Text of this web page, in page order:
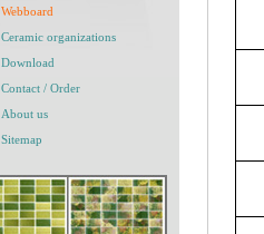
Webboard
Ceramic organizations
Download
Contact / Order
About us
Sitemap